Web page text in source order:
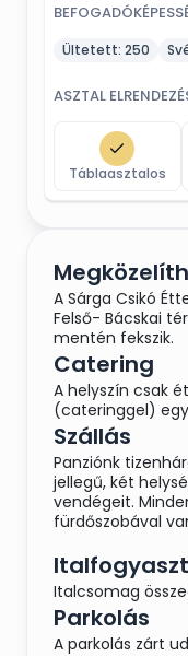
Ültetett: 250
ASZTAL
Táblaasztalos
A Sárga Csikó
Felső- Bácskai
mentén fekszik.
Catering
A helyszín csak
(cateringgel)
Szállás
Panziónk
jellegű, két
vendégeit.
fürdőszobával
Italcsomag
Parkolás
A parkolás zárt